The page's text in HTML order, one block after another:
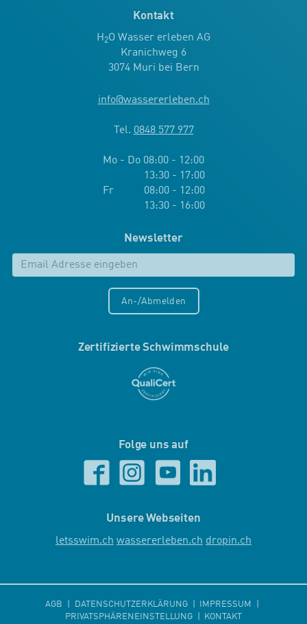
Kontakt
H2O Wasser erleben AG
Kranichweg 6
3074 Muri bei Bern
info@wassererleben.ch
Tel. 0848 577 977
Mo - Do 08:00 - 12:00
13:30 - 17:00
Fr 08:00 - 12:00
13:30 - 16:00
Newsletter
An-/Abmelden
Zertifizierte Schwimmschule
Folge uns auf
Unsere Webseiten
letsswim.ch wassererleben.ch dropin.ch
AGB DATENSCHUTZERKLÄRUNG
IMPRESSUM
PRIVATSPHÄRENEINSTELLUNG
KONTAKT